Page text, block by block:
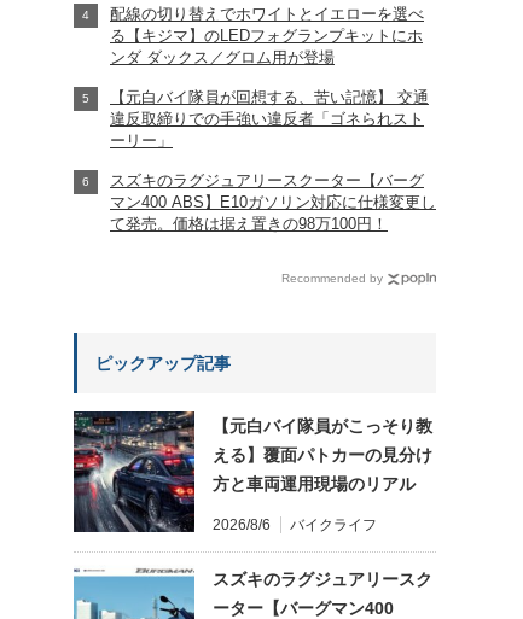
配線の切り替えでホワイトとイエローを選べ
る【キジマ】のLEDフォグランプキットにホ
ンダ ダックス／グロム用が登場
【元白バイ隊員が回想する、苦い記憶】 交通
違反取締りでの手強い違反者「ゴネられスト
ーリー」
スズキのラグジュアリースクーター【バーグ
マン400 ABS】E10ガソリン対応に仕様変更し
て発売。価格は据え置きの98万100円！
Recommended by
ピックアップ記事
【元白バイ隊員がこっそり教
える】覆面パトカーの見分け
方と車両運用現場のリアル
2026/8/6 バイクライフ
スズキのラグジュアリースク
ーター【バーグマン400